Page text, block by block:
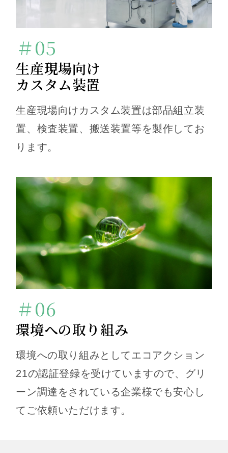
＃05
生産現場向け
カスタム装置
生産現場向けカスタム装置は部品組立装
置、検査装置、搬送装置等を製作してお
ります。
＃06
環境への取り組み
環境への取り組みとしてエコアクション
21の認証登録を受けていますので、グリ
ーン調達をされている企業様でも安心し
てご依頼いただけます。